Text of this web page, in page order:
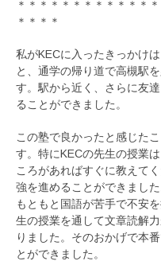
＊＊＊＊＊＊＊＊＊＊＊＊
＊＊＊＊
私がKECに入ったきっかけ
と、通学の帰り道で高槻駅
す。駅から近く、さらに友
ることができました。
この塾で良かったと感じた
す。特にKECの先生の授業
ころがあればすぐに教えて
強を進めることができまし
もともと国語が苦手で不安
生の授業を通して文章読解
りました。そのおかげで本
とができました。